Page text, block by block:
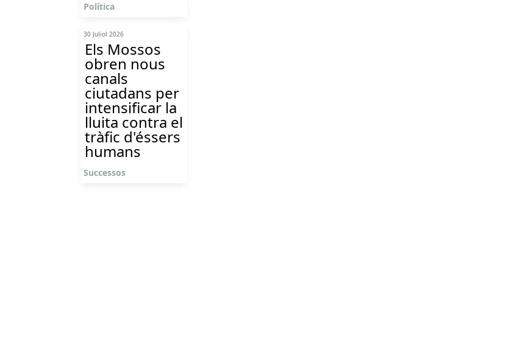
Política
30 Juliol 2026
Els Mossos
obren nous
canals
ciutadans per
intensificar la
lluita contra el
tràfic d'éssers
humans
Successos